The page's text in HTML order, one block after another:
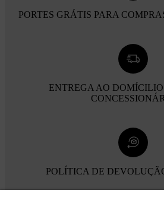
PORTES GRÁTIS PARA
ENTREGA AO
POLÍTICA DE